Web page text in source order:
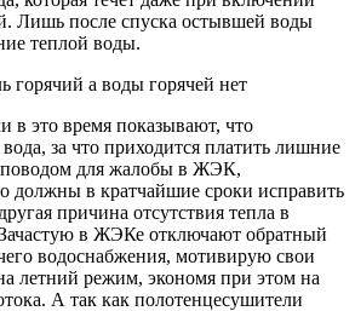
Лишь после спуска остывшей воды
теплой воды.
в это время показывают, что
вода, за что приходится платить лишние
поводом для жалобы в ЖЭК,
должны в кратчайшие сроки исправить
причина отсутствия тепла в
в ЖЭКе отключают обратный
водоснабжения, мотивирую свои
летний режим, экономя при этом на
А так как полотенцесушители